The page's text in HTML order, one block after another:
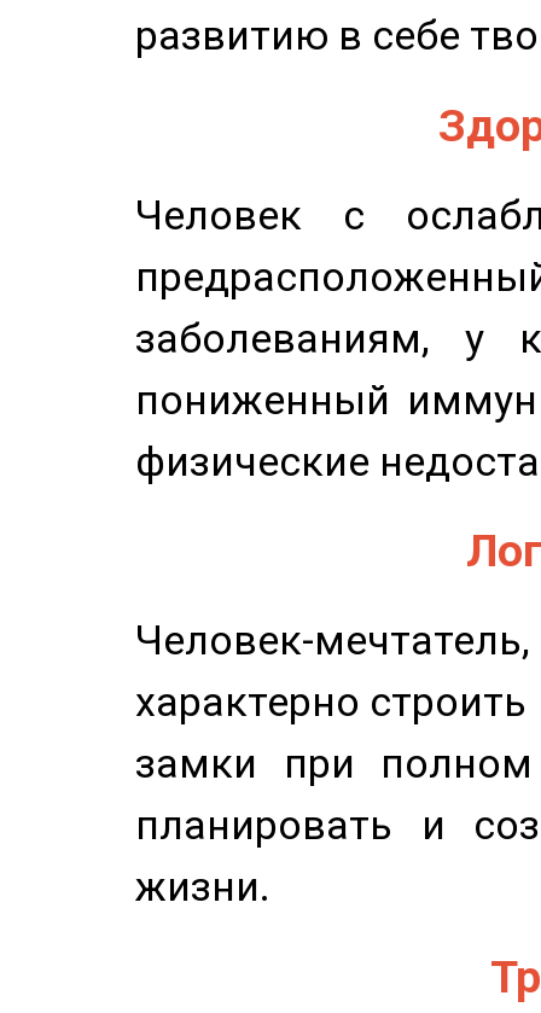
развитию в себе
Человек с
заболеваниям, у
пониженный
физические
Человек-
характерно
замки при полном
планировать и
жизни.